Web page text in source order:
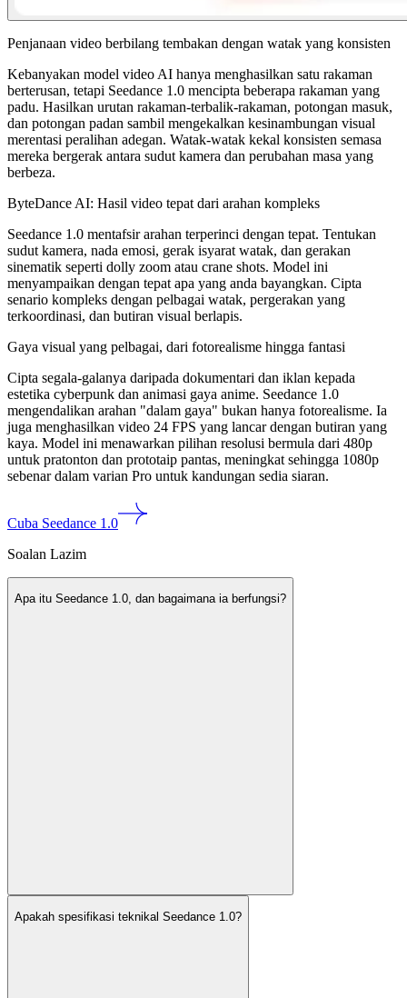
Penjanaan video berbilang tembakan dengan watak yang konsisten
Kebanyakan model video AI hanya menghasilkan satu rakaman
berterusan, tetapi Seedance 1.0 mencipta beberapa rakaman yang
padu. Hasilkan urutan rakaman-terbalik-rakaman, potongan masuk,
dan potongan padan sambil mengekalkan kesinambungan visual
merentasi peralihan adegan. Watak-watak kekal konsisten semasa
mereka bergerak antara sudut kamera dan perubahan masa yang
berbeza.
ByteDance AI: Hasil video tepat dari arahan kompleks
Seedance 1.0 mentafsir arahan terperinci dengan tepat. Tentukan
sudut kamera, nada emosi, gerak isyarat watak, dan gerakan
sinematik seperti dolly zoom atau crane shots. Model ini
menyampaikan dengan tepat apa yang anda bayangkan. Cipta
senario kompleks dengan pelbagai watak, pergerakan yang
terkoordinasi, dan butiran visual berlapis.
Gaya visual yang pelbagai, dari fotorealisme hingga fantasi
Cipta segala-galanya daripada dokumentari dan iklan kepada
estetika cyberpunk dan animasi gaya anime. Seedance 1.0
mengendalikan arahan "dalam gaya" bukan hanya fotorealisme. Ia
juga menghasilkan video 24 FPS yang lancar dengan butiran yang
kaya. Model ini menawarkan pilihan resolusi bermula dari 480p
untuk pratonton dan prototaip pantas, meningkat sehingga 1080p
sebenar dalam varian Pro untuk kandungan sedia siaran.
Cuba Seedance 1.0
Soalan Lazim
Apa itu Seedance 1.0, dan bagaimana ia berfungsi?
Apakah spesifikasi teknikal Seedance 1.0?